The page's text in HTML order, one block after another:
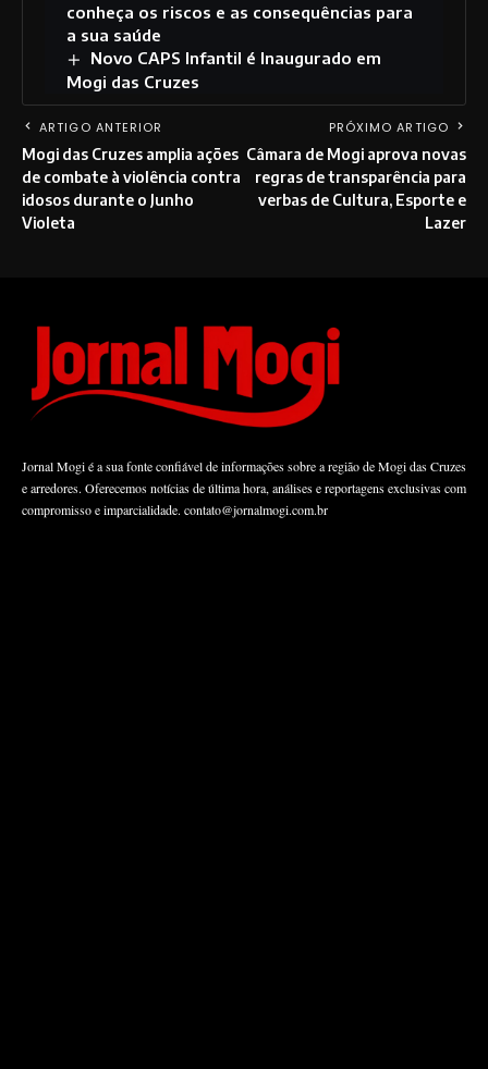
conheça os riscos e as consequências para
a sua saúde
Novo CAPS Infantil é Inaugurado em
Mogi das Cruzes
ARTIGO ANTERIOR
Mogi das Cruzes amplia ações
de combate à violência contra
idosos durante o Junho
Violeta
PRÓXIMO ARTIGO
Câmara de Mogi aprova novas
regras de transparência para
verbas de Cultura, Esporte e
Lazer
Jornal Mogi é a sua fonte confiável de informações sobre a região de Mogi das Cruzes
e arredores. Oferecemos notícias de última hora, análises e reportagens exclusivas com
compromisso e imparcialidade. contato@jornalmogi.com.br